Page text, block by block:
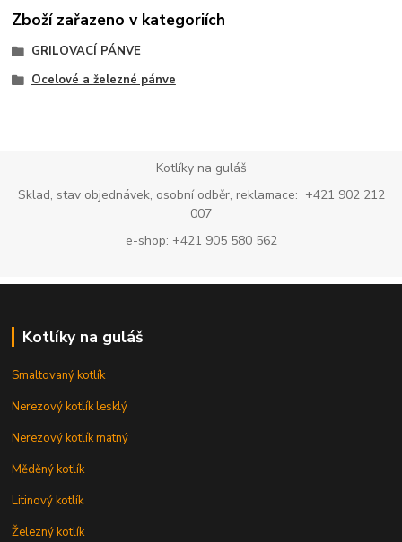
Zboží zařazeno v kategoriích
GRILOVACÍ PÁNVE
Ocelové a železné pánve
Kotlíky na guláš
Sklad, stav objednávek, osobní odběr, reklamace: +421 902 212
007
e-shop: +421 905 580 562
Kotlíky na guláš
Smaltovaný kotlík
Nerezový kotlík lesklý
Nerezový kotlík matný
Měděný kotlík
Litinový kotlík
Železný kotlík